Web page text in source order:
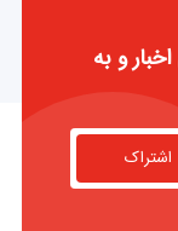
و به
اشتراک